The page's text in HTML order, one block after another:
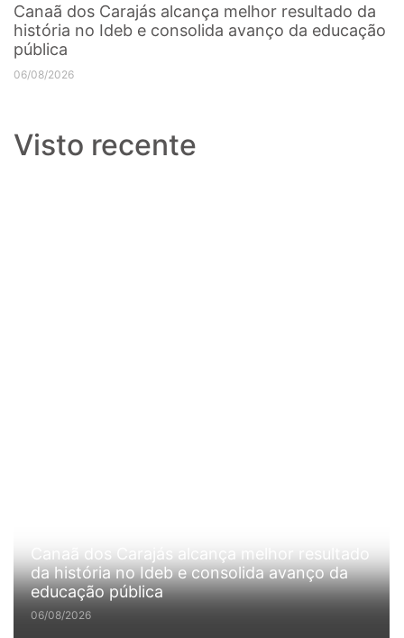
Canaã dos Carajás alcança melhor resultado da
história no Ideb e consolida avanço da educação
pública
06/08/2026
Visto recente
Canaã dos Carajás alcança melhor resultado
da história no Ideb e consolida avanço da
educação pública
06/08/2026